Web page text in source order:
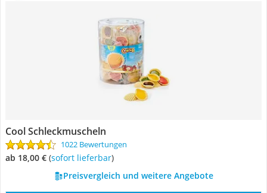
Cool Schleckmuscheln
1022 Bewertungen
ab 18,00 € ( Sofort lieferbar)
Preisvergleich und weitere Angebote